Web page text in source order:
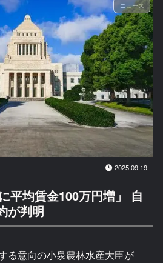
ニュース
2025.09.19
平均賃金100万円増」 自
が判明
る意向の小泉農林水産大臣が